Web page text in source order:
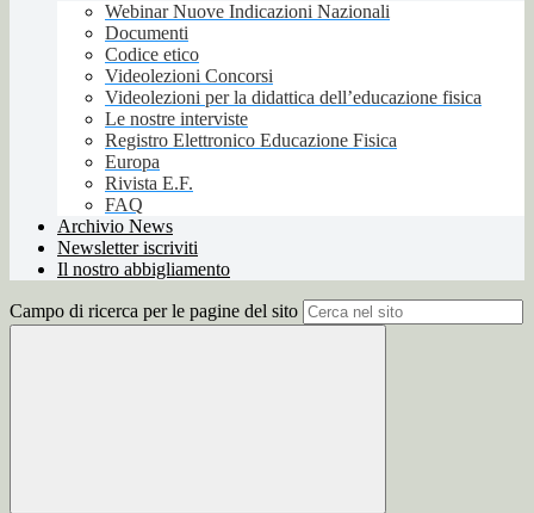
Webinar Nuove Indicazioni Nazionali
Documenti
Codice etico
Videolezioni Concorsi
Videolezioni per la didattica dell’educazione fisica
Le nostre interviste
Registro Elettronico Educazione Fisica
Europa
Rivista E.F.
FAQ
Archivio News
Newsletter iscriviti
Il nostro abbigliamento
Campo di ricerca per le pagine del sito